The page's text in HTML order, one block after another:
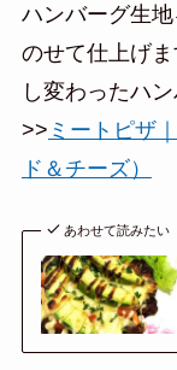
ハンバーグ生
のせて仕上げ
し変わったハ
>> ミートピザ
ド＆チーズ）
あわせて読みたい